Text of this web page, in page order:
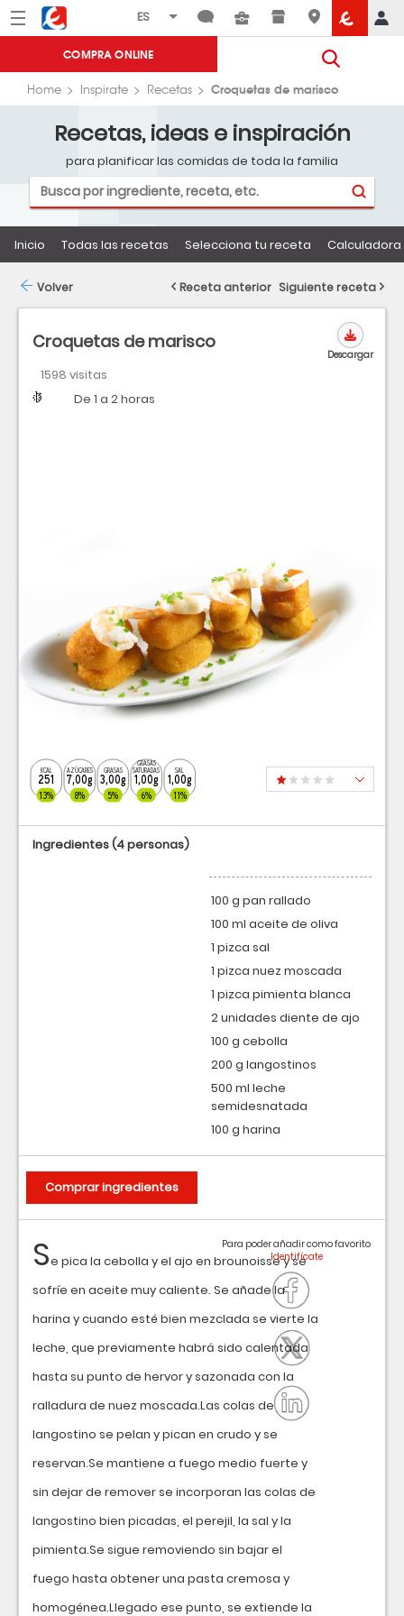
Menú Eroski
COMPRA ONLINE
Home Inspirate Recetas Croquetas de marisco
Recetas, ideas e inspiración
para planificar las comidas de toda la familia
Inicio Todas las recetas Selecciona tu receta
Croquetas de marisco
1598 visitas
Dificultad
Tiempo De 1 a 2 horas
Descargar
KCAL
251
13%
AZÚCARES
7,00g
8%
GRASAS
3,00g
5%
GRASAS
SATURADAS
1,00g
6%
SAL
1,00g
11%
Se pica la cebolla y el ajo en brounoisse y se
sofríe en aceite muy caliente. Se añade la
harina y cuando esté bien mezclada se vierte la
leche, que previamente habrá sido calentada
hasta su punto de hervor y sazonada con la
ralladura de nuez moscada.Las colas de
langostino se pelan y pican en crudo y se
reservan.Se mantiene a fuego medio fuerte y
sin dejar de remover se incorporan las colas de
langostino bien picadas, el perejil, la sal y la
pimienta.Se sigue removiendo sin bajar el
fuego hasta obtener una pasta cremosa y
homogénea.Llegado ese punto, se extiende la
Para poder añadir como favorito
Ingredientes(4 personas)
100 g pan rallado
100 ml aceite de oliva
1 pizca sal
1 pizca nuez moscada
1 pizca pimienta blanca
2 unidades diente de ajo
100 g cebolla
200 g langostinos
500 ml leche
semidesnatada
100 g harina
Comprar ingredientes
Volver Receta anterior Siguiente receta